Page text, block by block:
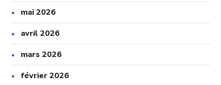
mai 2026
avril 2026
mars 2026
février 2026